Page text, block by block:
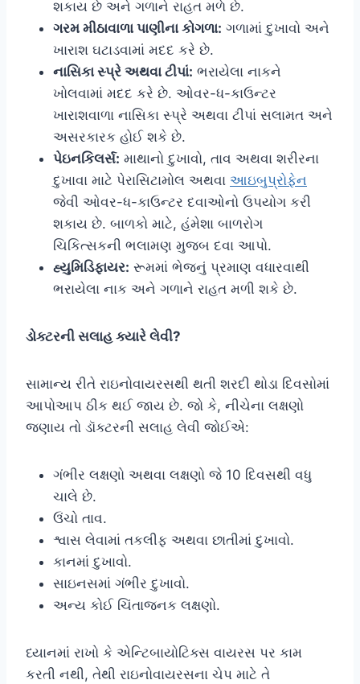
શકાય છે અને ગળાને રાહત મળે છે.
ગરમ મીઠાવાળા પાણીના કોગળા: ગળામાં દુખાવો અને
ખારાશ ઘટાડવામાં મદદ કરે છે.
નાસિકા સ્પ્રે અથવા ટીપાં: ભરાયેલા નાકને
ખોલવામાં મદદ કરે છે. ઓવર-ધ-કાઉન્ટર
ખારાશવાળા નાસિકા સ્પ્રે અથવા ટીપાં સલામત અને
અસરકારક હોઈ શકે છે.
પેઇનકિલર્સ: માથાનો દુખાવો, તાવ અથવા શરીરના
દુખાવા માટે પેરાસિટામોલ અથવા આઇબુપ્રોફેન
જેવી ઓવર-ધ-કાઉન્ટર દવાઓનો ઉપયોગ કરી
શકાય છે. બાળકો માટે, હંમેશા બાળરોગ
ચિકિત્સકની ભલામણ મુજબ દવા આપો.
હ્યુમિડિફાયર: રૂમમાં ભેજનું પ્રમાણ વધારવાથી
ભરાયેલા નાક અને ગળાને રાહત મળી શકે છે.
ડોક્ટરની સલાહ ક્યારે લેવી?
સામાન્ય રીતે રાઇનોવાયરસથી થતી શરદી થોડા દિવસોમાં
આપોઆપ ઠીક થઈ જાય છે. જો કે, નીચેના લક્ષણો
જણાય તો ડૉક્ટરની સલાહ લેવી જોઈએ:
ગંભીર લક્ષણો અથવા લક્ષણો જે 10 દિવસથી વધુ
ચાલે છે.
ઉંચો તાવ.
શ્વાસ લેવામાં તકલીફ અથવા છાતીમાં દુખાવો.
કાનમાં દુખાવો.
સાઇનસમાં ગંભીર દુખાવો.
અન્ય કોઈ ચિંતાજનક લક્ષણો.
ધ્યાનમાં રાખો કે એન્ટિબાયોટિક્સ વાયરસ પર કામ
કરતી નથી, તેથી રાઇનોવાયરસના ચેપ માટે તે